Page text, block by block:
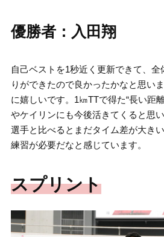
優勝者：入田翔
自己ベストを1秒近く更新できて、
りができたので良かったかなと思い
に嬉しいです。1㎞TTで得た“長い距
やケイリンにも今後活きてくると思
選手と比べるとまだタイム差が大き
練習が必要だなと感じています。
スプリント